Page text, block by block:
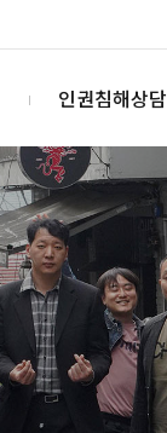
인권침해상담